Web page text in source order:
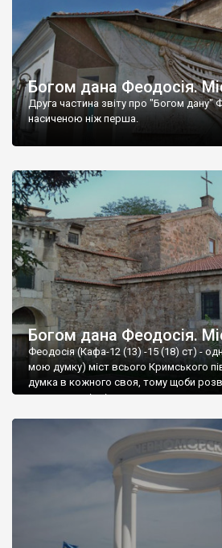
Богом дана Феодосія.
Друга частина звіту про "Богом
насиченою ніж перша.
Богом дана Феодосія.
Феодосія (Кафа-12 (13) -15 (18) ст) -
мою думку) міст всього Кримського
думка в кожного своя, тому щоби
запрошую відвідати це